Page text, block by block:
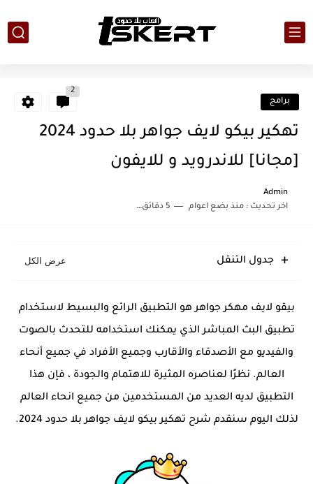
برامج
2
تهكير بيكو لايف جواهر بلا حدود 2024
[مجانا] للاندرويد و للايفون
Admin
اخر تحديث :منذ بضع اعوام 5 دقائق للقراءة
جدول التنقل
بيقو لايف مهكر جواهر هو التطبيق الرائع والبسيط لاستخدام
تطبيق البث المباشر الذي يمكنك استخدامه للتحدث بالصوت
والفيديو مع الأصدقاء والأقارب وجميع الأفراد في جميع أنحاء
العالم. نظرًا لعناصره المثيرة للاهتمام والجودة ، فإن هذا
التطبيق لديه العديد من المستخدمين من جميع انحاء العالم
لذلك اليوم سنقدم شرح تهكير بيكو لايف جواهر بلا حدود 2024.